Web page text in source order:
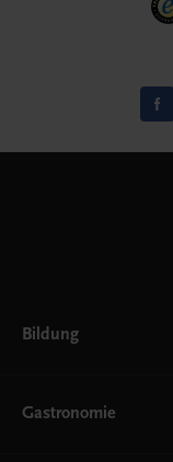
Bildung
AHS
Gastronomie